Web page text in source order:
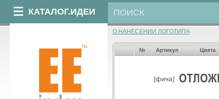
КАТАЛОГ.ИДЕИ
О НАНЕСЕНИИ ЛОГОТИПА
№ Артикул Цвета